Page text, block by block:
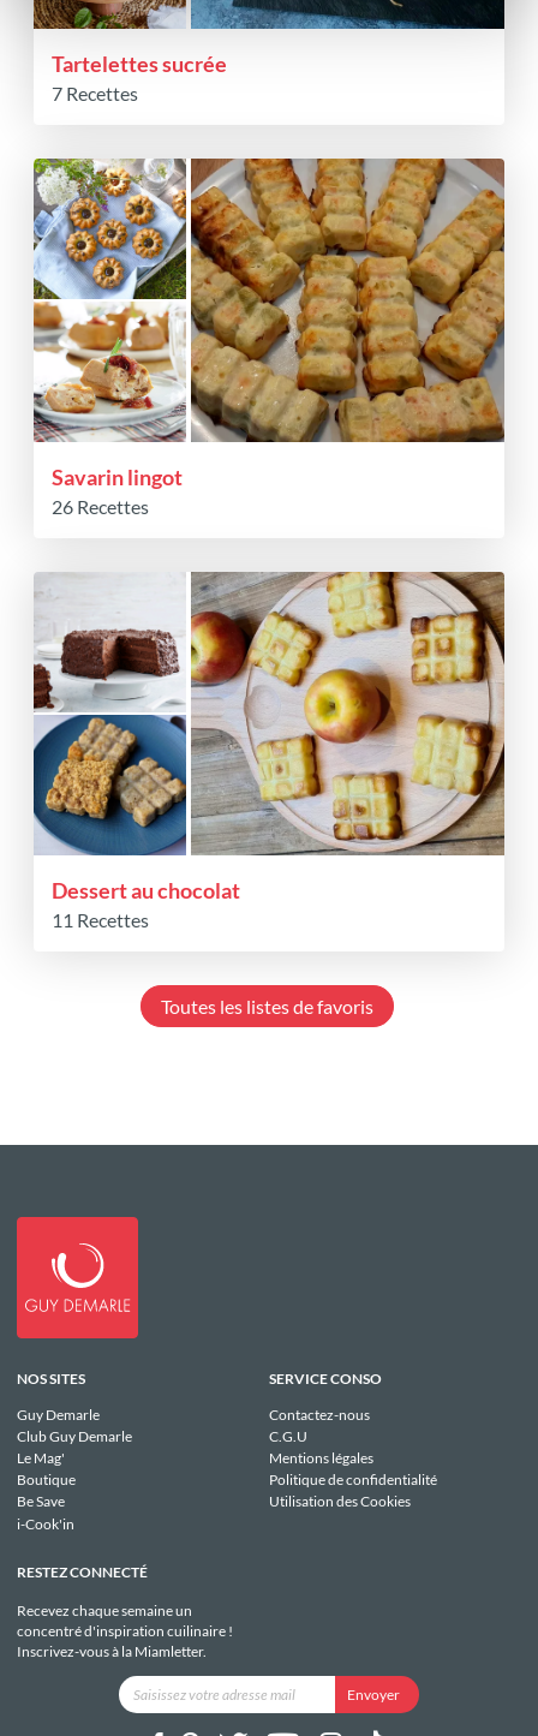
Tartelettes sucrée
7 Recettes
Savarin lingot
26 Recettes
Dessert au chocolat
11 Recettes
Toutes les listes de favoris
NOS SITES
Guy Demarle
Club Guy Demarle
Le Mag'
Boutique
Be Save
i-Cook'in
SERVICE CONSO
Contactez-nous
C.G.U
Mentions légales
Politique de confidentialité
Utilisation des Cookies
RESTEZ CONNECTÉ
Recevez chaque semaine un
concentré d'inspiration cuilinaire !
Inscrivez-vous à la Miamletter.